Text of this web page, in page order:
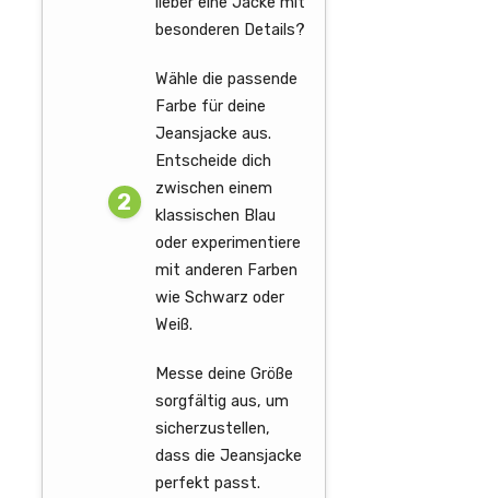
besonderen Details?
Wähle die passende
Farbe für deine
Jeansjacke aus.
Entscheide dich
zwischen einem
klassischen Blau
oder experimentiere
mit anderen Farben
wie Schwarz oder
Weiß.
Messe deine Größe
sorgfältig aus, um
sicherzustellen,
dass die Jeansjacke
perfekt passt.